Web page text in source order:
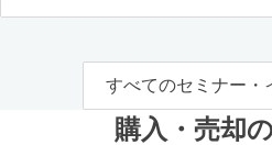
すべてのセミナー・
購入・売却